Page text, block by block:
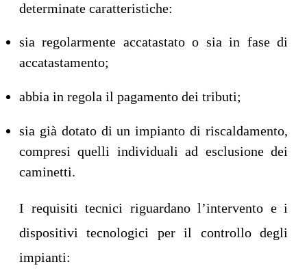
determinate caratteristiche:
sia regolarmente accatastato o sia in fase di
accatastamento;
abbia in regola il pagamento dei tributi;
sia già dotato di un impianto di riscaldamento,
compresi quelli individuali ad esclusione dei
caminetti.
I requisiti tecnici riguardano l’intervento e i
dispositivi tecnologici per il controllo degli
impianti: